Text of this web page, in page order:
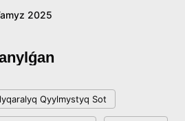
baǵyty
kóliniń jaı-kúıine
2025
Qyylmystyq Sot